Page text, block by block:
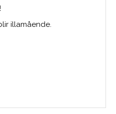
illamående.